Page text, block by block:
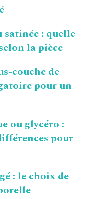
: quelle
la pièce
couche de
pour un
ou glycéro :
pour
: le choix de